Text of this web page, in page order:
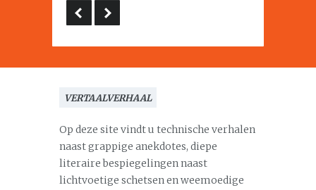
VERTAALVERHAAL
Op deze site vindt u technische verhalen
naast grappige anekdotes, diepe
literaire bespiegelingen naast
lichtvoetige schetsen en weemoedige